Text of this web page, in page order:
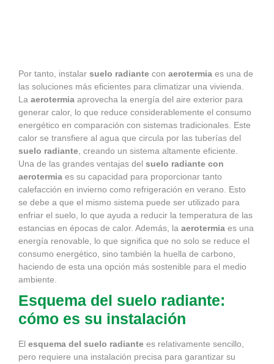
Por tanto, instalar suelo radiante con aerotermia es una de
las soluciones más eficientes para climatizar una vivienda.
La aerotermia aprovecha la energía del aire exterior para
generar calor, lo que reduce considerablemente el consumo
energético en comparación con sistemas tradicionales. Este
calor se transfiere al agua que circula por las tuberías del
suelo radiante, creando un sistema altamente eficiente.
Una de las grandes ventajas del suelo radiante con
aerotermia es su capacidad para proporcionar tanto
calefacción en invierno como refrigeración en verano. Esto
se debe a que el mismo sistema puede ser utilizado para
enfriar el suelo, lo que ayuda a reducir la temperatura de las
estancias en épocas de calor. Además, la aerotermia es una
energía renovable, lo que significa que no solo se reduce el
consumo energético, sino también la huella de carbono,
haciendo de esta una opción más sostenible para el medio
ambiente.
Esquema del suelo radiante:
cómo es su instalación
El esquema del suelo radiante es relativamente sencillo,
pero requiere una instalación precisa para garantizar su